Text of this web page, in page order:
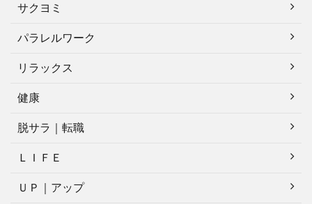
サクヨミ
パラレルワーク
リラックス
健康
脱サラ｜転職
ＬＩＦＥ
ＵＰ｜アップ